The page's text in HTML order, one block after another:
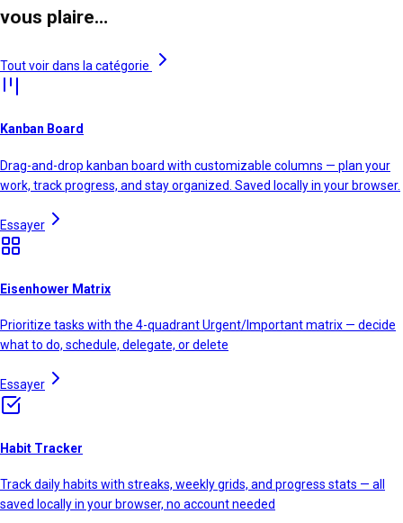
vous plaire…
Tout voir dans la catégorie
Kanban Board
Drag-and-drop kanban board with customizable columns — plan your
work, track progress, and stay organized. Saved locally in your browser.
Essayer
Eisenhower Matrix
Prioritize tasks with the 4-quadrant Urgent/Important matrix — decide
what to do, schedule, delegate, or delete
Essayer
Habit Tracker
Track daily habits with streaks, weekly grids, and progress stats — all
saved locally in your browser, no account needed